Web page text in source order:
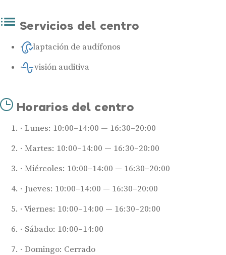
Servicios del centro
Adaptación de audífonos
Revisión auditiva
Horarios del centro
Lunes: 10:00–14:00 — 16:30–20:00
Martes: 10:00–14:00 — 16:30–20:00
Miércoles: 10:00–14:00 — 16:30–20:00
Jueves: 10:00–14:00 — 16:30–20:00
Viernes: 10:00–14:00 — 16:30–20:00
Sábado: 10:00–14:00
Domingo: Cerrado